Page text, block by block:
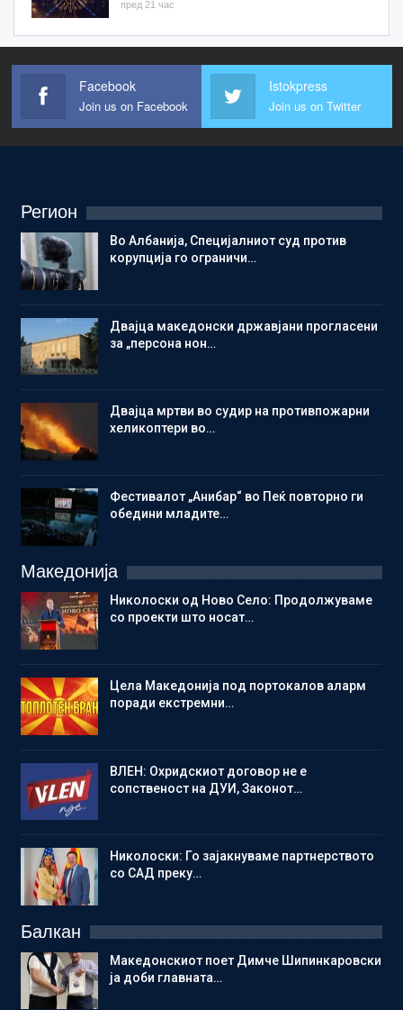
пред 21 час
Facebook
Join us on Facebook
Istokpress
Join us on Twitter
Регион
Во Албанија, Специјалниот суд против
корупција го ограничи…
Двајца македонски државјани прогласени
за „персона нон…
Двајца мртви во судир на противпожарни
хеликоптери во…
Фестивалот „Анибар“ во Пеќ повторно ги
обедини младите…
Македонија
Николоски од Ново Село: Продолжуваме
со проекти што носат…
Цела Македонија под портокалов аларм
поради екстремни…
ВЛЕН: Охридскиот договор не е
сопственост на ДУИ, Законот…
Николоски: Го зајакнуваме партнерството
со САД преку…
Балкан
Македонскиот поет Димче Шипинкаровски
ја доби главната…